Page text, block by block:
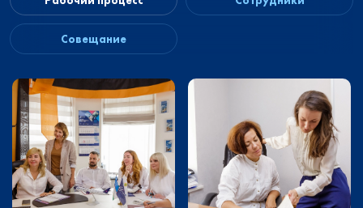
Совещание